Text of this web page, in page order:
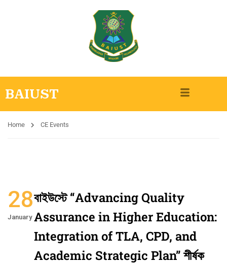
BAIUST
Home CE Events
28
January
বাইউস্টে “Advancing Quality
Assurance in Higher Education:
Integration of TLA, CPD, and
Academic Strategic Plan’’ শীর্ষক